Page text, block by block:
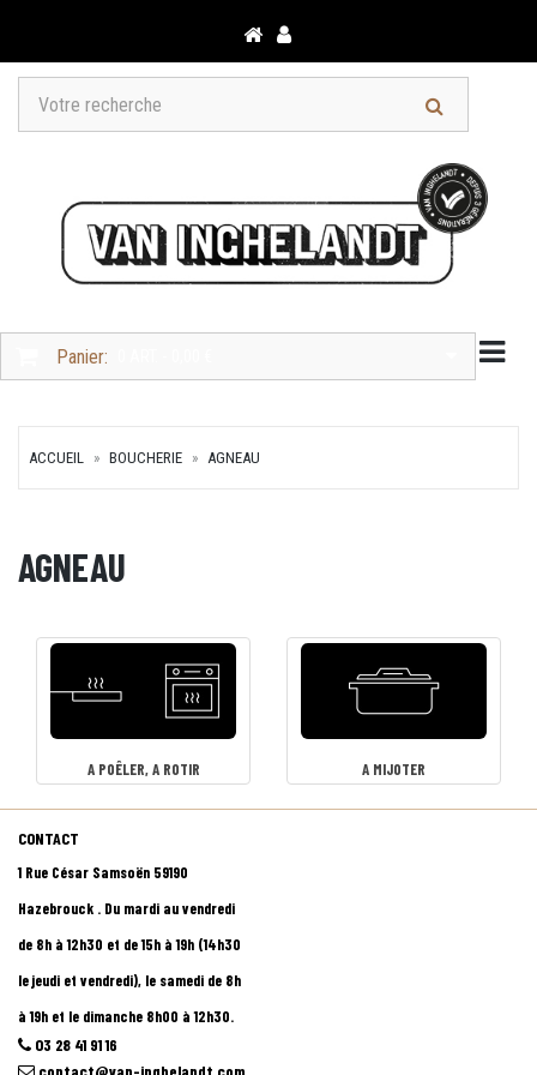
Panier:
ACCUEIL BOUCHERIE AGNEAU
AGNEAU
A POÊLER, A ROTIR A MIJOTER
CONTACT
1 Rue César Samsoën 59190
Hazebrouck . Du mardi au vendredi
de 8h à 12h30 et de 15h à 19h (14h30
le jeudi et vendredi), le samedi de 8h
à 19h et le dimanche 8h00 à 12h30.
03 28 41 91 16
contact@van-inghelandt.com